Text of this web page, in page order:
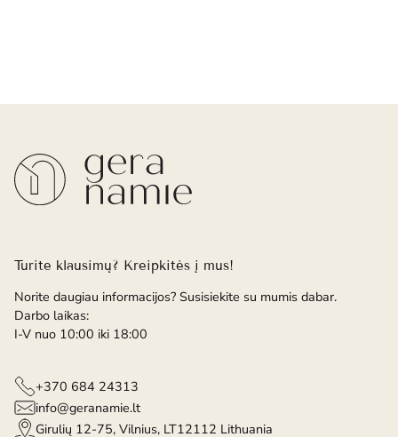
Turite klausimų? Kreipkitės į mus!
Norite daugiau informacijos? Susisiekite su mumis dabar.
Darbo laikas:
I-V nuo 10:00 iki 18:00
+370 684 24313
info@geranamie.lt
Girulių 12-75, Vilnius, LT12112 Lithuania